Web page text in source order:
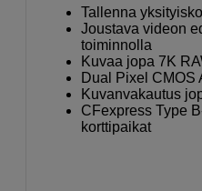
Tallenna
Joustava videon
toiminnolla
Kuvaa jopa 7K
Dual Pixel CMOS
Kuvanvakautus
CFexpress Type
korttipaikat